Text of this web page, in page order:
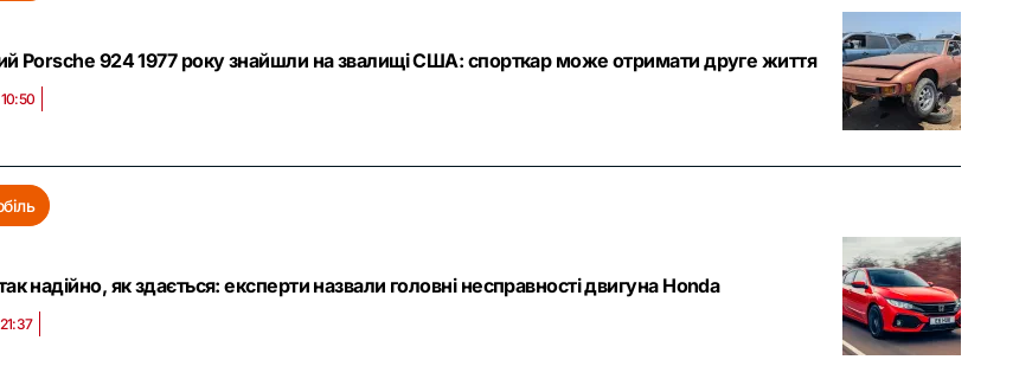
Porsche 924 1977 року знайшли на звалищі США: спорткар може отримати друге життя
надійно, як здається: експерти назвали головні несправності двигуна Honda